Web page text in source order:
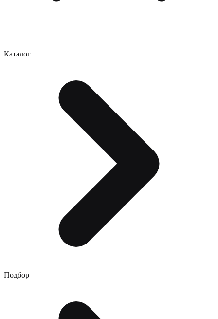
Каталог
Подбор